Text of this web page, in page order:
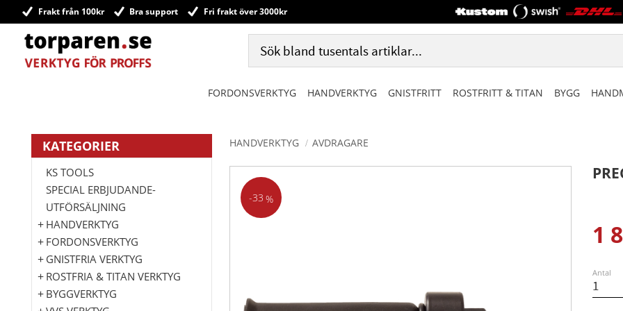
Frakt från 100kr Bra support Fri frakt över 3000kr
FORDONSVERKTYG HANDVERKTYG GNISTFRITT ROSTFRITT & TITAN BYGG
HANDVERKTYG AVDRAGARE
33 %
1
Antal
KATEGORIER
KS TOOLS
SPECIAL ERBJUDANDE-
UTFÖRSÄLJNING
HANDVERKTYG
FORDONSVERKTYG
GNISTFRIA VERKTYG
ROSTFRIA & TITAN VERKTYG
BYGGVERKTYG